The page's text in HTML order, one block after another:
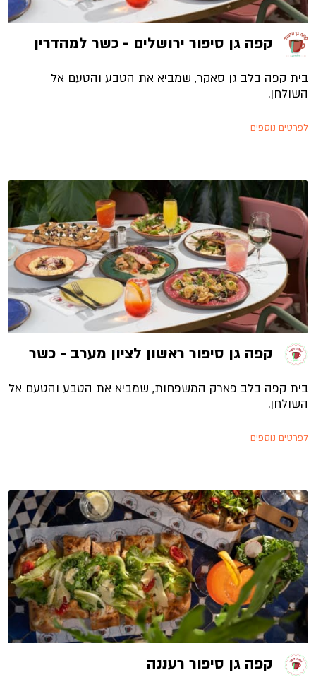
קפה גן סיפור ירושלים - כשר למהדרין
בית קפה בלב גן סאקר, שמביא את הטבע והטעם אל
השולחן.
לפרטים נוספים
קפה גן סיפור ראשון לציון מערב - כשר
בית קפה בלב פארק המשפחות, שמביא את הטבע והטעם אל
השולחן.
לפרטים נוספים
קפה גן סיפור רעננה